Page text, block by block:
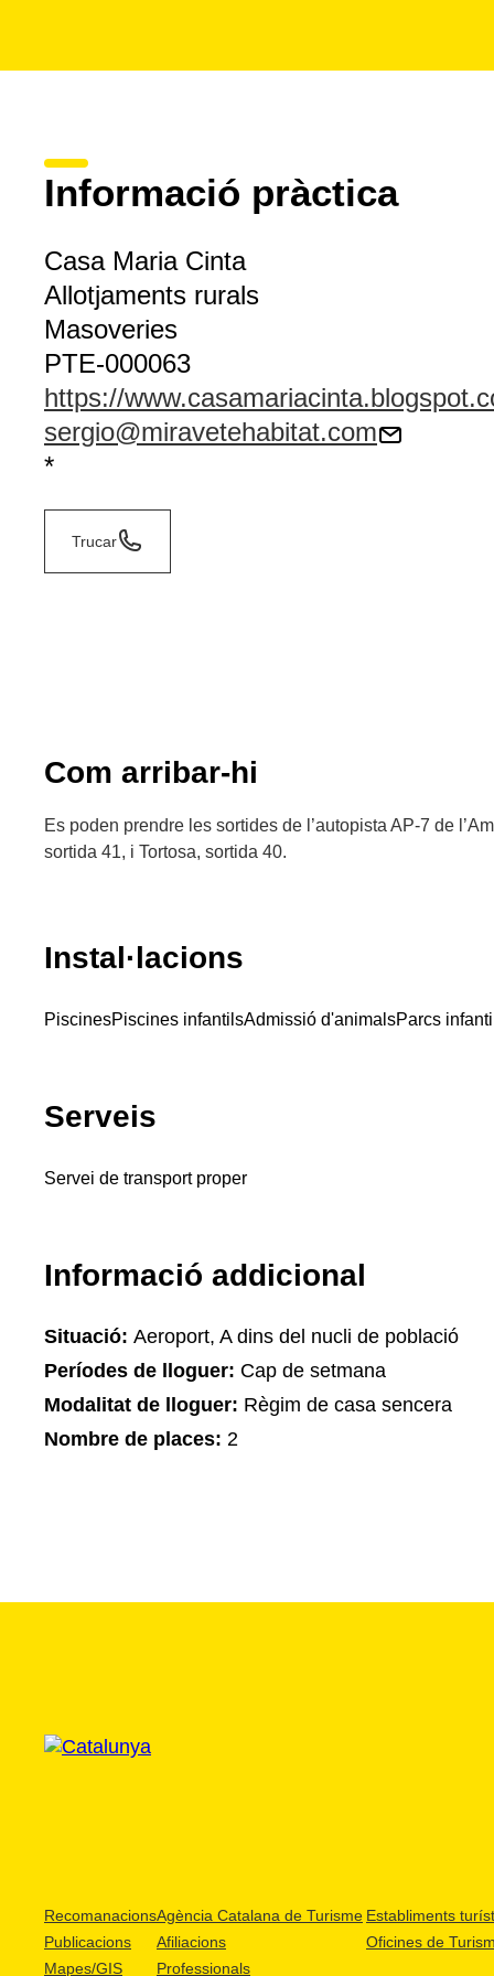
Informació pràctica
Casa Maria Cinta
Allotjaments rurals
Masoveries
PTE-000063
https://
sergio@miravetehabitat.com
*
Trucar
Com arribar-hi
Es poden prendre les sortides de l’autopista AP-7 de
sortida 41, i Tortosa, sortida 40.
Instal·lacions
PiscinesPiscines infantilsAdmissió d'animalsParcs
Serveis
Servei de transport proper
Informació addicional
Situació: Aeroport, A dins del nucli de població
Períodes de lloguer: Cap de setmana
Modalitat de lloguer: Règim de casa sencera
Nombre de places: 2
Recomanacions
Publicacions
Mapes/GIS
Agència Catalana de Turisme
Afiliacions
Professionals
Establiments
Oficines de